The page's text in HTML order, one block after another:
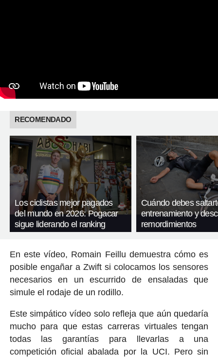
RECOMENDADO
Los ciclistas mejor pagados
del mundo en 2026: Pogacar
sigue liderando el ranking
Cuándo debes
entrenamiento y
remordimientos
En este vídeo, Romain Feillu demuestra cómo es
posible engañar a Zwift si colocamos los sensores
necesarios en un escurrido de ensaladas que
simule el rodaje de un rodillo.
Este simpático vídeo solo refleja que aún quedaría
mucho para que estas carreras virtuales tengan
todas las garantías para llevarlas a una
competición oficial abalada por la UCI. Pero sin